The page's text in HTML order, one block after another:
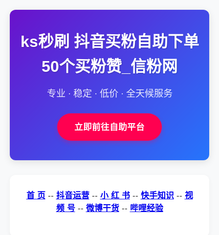
ks秒刷 抖音买粉自助下单
50个买粉赞_信粉网
专业 · 稳定 · 低价 · 全天候服务
立即前往自助平台
首 页 -- 抖音运营-- 小 红 书-- 快手知识 -- 视
频 号-- 微博干货-- 哔哩经验